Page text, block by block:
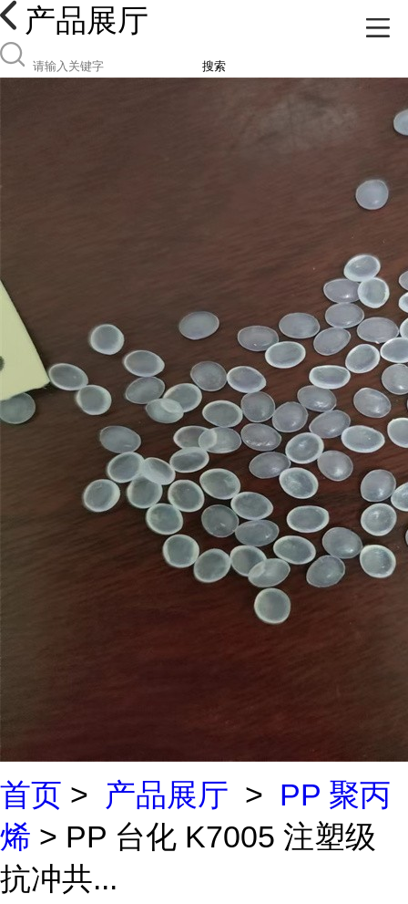
产品展厅
搜索
首页 > 产品展厅 > PP 聚丙
烯 > PP 台化 K7005 注塑级
抗冲共...